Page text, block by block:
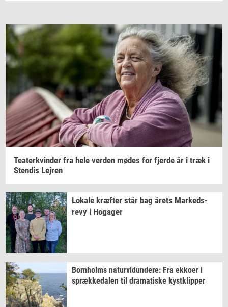
Te­a­ter­kvin­der fra hele ver­den mødes for fjer­de år i træk i
Sten­dis Lej­ren
Lo­ka­le kræf­ter står bag årets Mar­keds­
revy i Ho­ga­ger
Born­holms na­tur­vi­dun­de­re: Fra ek­ko­er i
spræk­ke­da­len til dra­ma­ti­ske kyst­klip­per